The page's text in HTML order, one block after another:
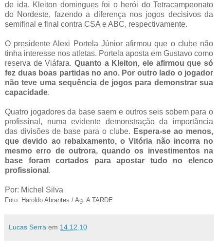
de ida. Kleiton domingues foi o herói do Tetracampeonato
do Nordeste, fazendo a diferença nos jogos decisivos da
semifinal e final contra CSA e ABC, respectivamente.
O presidente Alexi Portela Júnior afirmou que o clube não
tinha interesse nos atletas. Portela aposta em Gustavo como
reserva de Viáfara. Quanto a Kleiton, ele afirmou que só
fez duas boas partidas no ano. Por outro lado o jogador
não teve uma sequência de jogos para demonstrar sua
capacidade.
Quatro jogadores da base saem e outros seis sobem para o
profissinal, numa evidente demonstração da importância
das divisões de base para o clube. Espera-se ao menos,
que devido ao rebaixamento, o Vitória não incorra no
mesmo erro de outrora, quando os investimentos na
base foram cortados para apostar tudo no elenco
profissional .
Por: Michel Silva
Foto: Haroldo Abrantes / Ag. A TARDE
Lucas Serra em 14.12.10